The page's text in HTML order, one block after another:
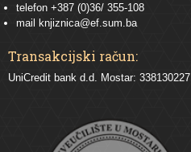
telefon +387 (0)36/ 355-108
mail knjiznica@ef.sum.ba
Transakcijski račun:
UniCredit bank d.d. Mostar: